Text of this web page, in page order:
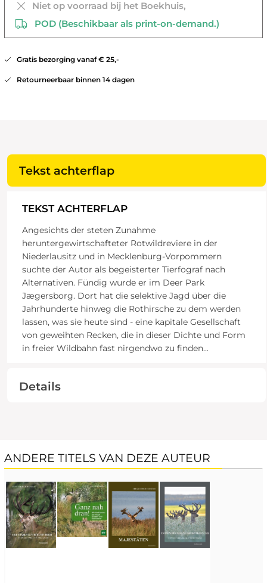
Niet op voorraad bij het Boekhuis,
POD (Beschikbaar als print-on-demand.)
Gratis bezorging vanaf € 25,-
Retourneerbaar binnen 14 dagen
Tekst achterflap
TEKST ACHTERFLAP
Angesichts der steten Zunahme
heruntergewirtschafteter Rotwildreviere in der
Niederlausitz und in Mecklenburg-Vorpommern
suchte der Autor als begeisterter Tierfograf nach
Alternativen. Fündig wurde er im Deer Park
Jægersborg. Dort hat die selektive Jagd über die
Jahrhunderte hinweg die Rothirsche zu dem werden
lassen, was sie heute sind - eine kapitale Gesellschaft
von geweihten Recken, die in dieser Dichte und Form
in freier Wildbahn fast nirgendwo zu finden...
Details
ANDERE TITELS VAN DEZE AUTEUR